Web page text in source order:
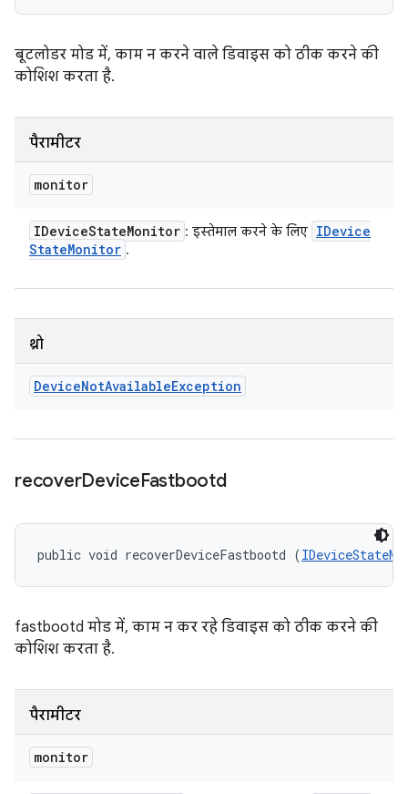
बूटलोडर मोड में, काम न करने वाले डिवाइस को ठीक करने की
कोशिश करता है.
पैरामीटर
monitor
IDeviceStateMonitor : इस्तेमाल करने के लिए IDevice
StateMonitor .
थ्रो
DeviceNotAvailableException
recoverDeviceFastbootd
public void recoverDeviceFastbootd (
fastbootd मोड में, काम न कर रहे डिवाइस को ठीक करने की
कोशिश करता है.
पैरामीटर
monitor